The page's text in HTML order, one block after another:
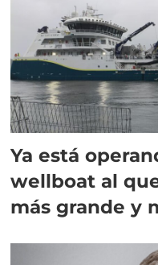
Ya está
wellboat al
más grande y